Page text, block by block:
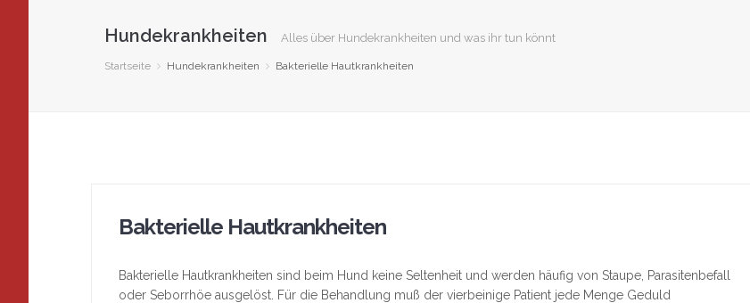
Hundekrankheiten Alles über Hundekrankheiten und was ihr tun könnt
Startseite Hundekrankheiten Bakterielle Hautkrankheiten
Bakterielle Hautkrankheiten
Bakterielle Hautkrankheiten sind beim Hund keine Seltenheit und werden häufig von Staupe, Parasitenbefall
oder Seborrhöe ausgelöst. Für die Behandlung muß der vierbeinige Patient jede Menge Geduld